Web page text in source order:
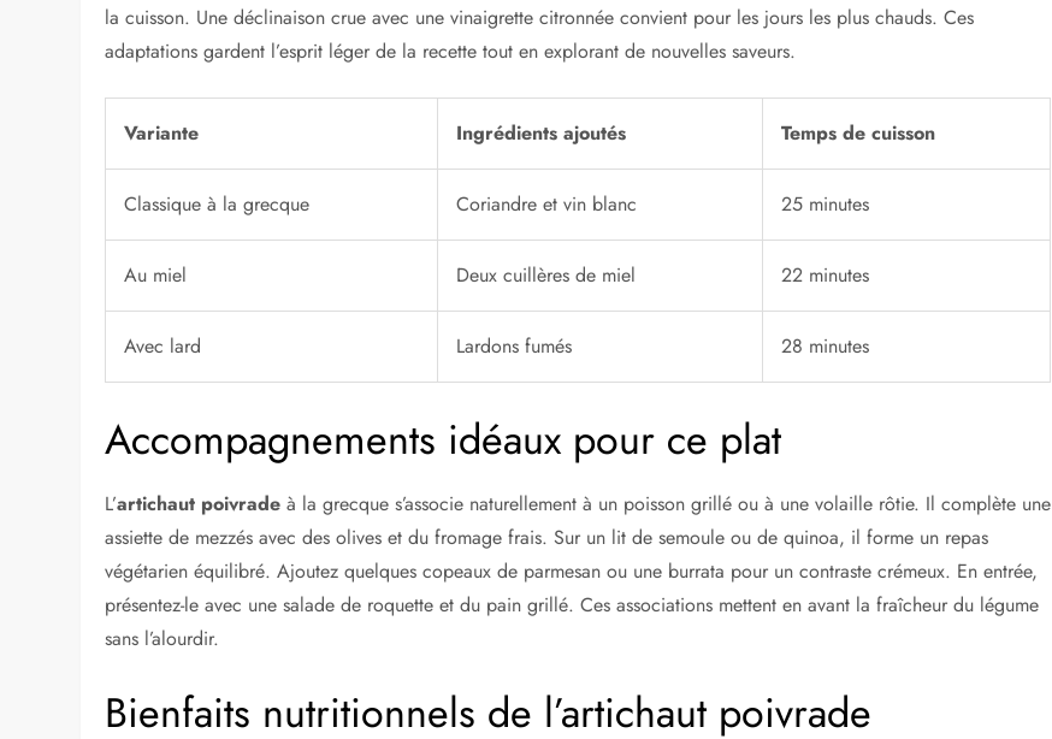
la cuisson. Une déclinaison crue avec une vinaigrette citronnée convient pour les jours les plus chauds. Ces
adaptations gardent l’esprit léger de la recette tout en explorant de nouvelles saveurs.
Variante Ingrédients ajoutés Temps de cuisson
Classique à la grecque Coriandre et vin blanc 25 minutes
Au miel Deux cuillères de miel 22 minutes
Avec lard Lardons fumés 28 minutes
Accompagnements idéaux pour ce plat
L’artichaut poivrade à la grecque s’associe naturellement à un poisson grillé ou à une volaille rôtie. Il complète une
assiette de mezzés avec des olives et du fromage frais. Sur un lit de semoule ou de quinoa, il forme un repas
végétarien équilibré. Ajoutez quelques copeaux de parmesan ou une burrata pour un contraste crémeux. En entrée,
présentez-le avec une salade de roquette et du pain grillé. Ces associations mettent en avant la fraîcheur du légume
sans l’alourdir.
Bienfaits nutritionnels de l’artichaut poivrade